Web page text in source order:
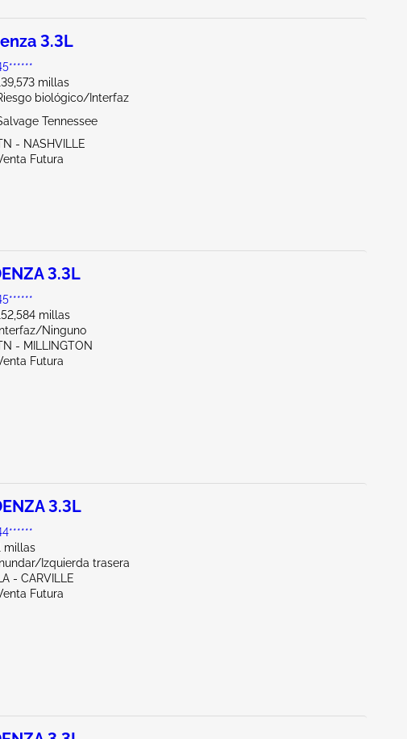
3.3L
millas
biológico/Interfaz
Tennessee
- NASHVILLE
Futura
3.3L
millas
Interfaz/Ninguno
- MILLINGTON
Futura
3.3L
millas
Inundar/Izquierda trasera
LA - CARVILLE
Futura